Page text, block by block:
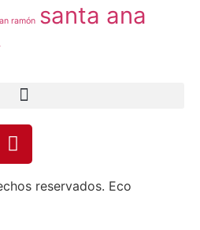
ramón santa ana
reservados. Eco